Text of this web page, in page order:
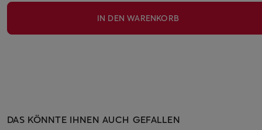
IN DEN WARENKORB
DAS KÖNNTE IHNEN AUCH GEFALLEN